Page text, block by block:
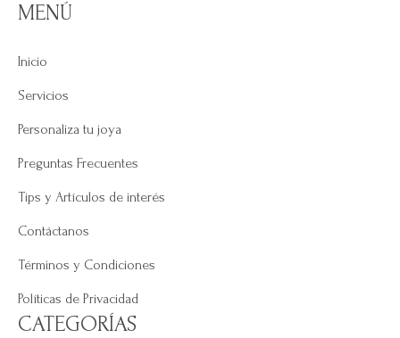
MENÚ
Inicio
Servicios
Personaliza tu joya
Preguntas Frecuentes
Tips y Artículos de interés
Contáctanos
Términos y Condiciones
Políticas de Privacidad
CATEGORÍAS